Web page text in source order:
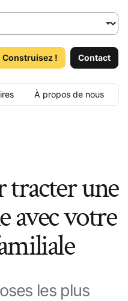
À propos de nous
Construisez ! Contact
tracter une
avec votre
les plus